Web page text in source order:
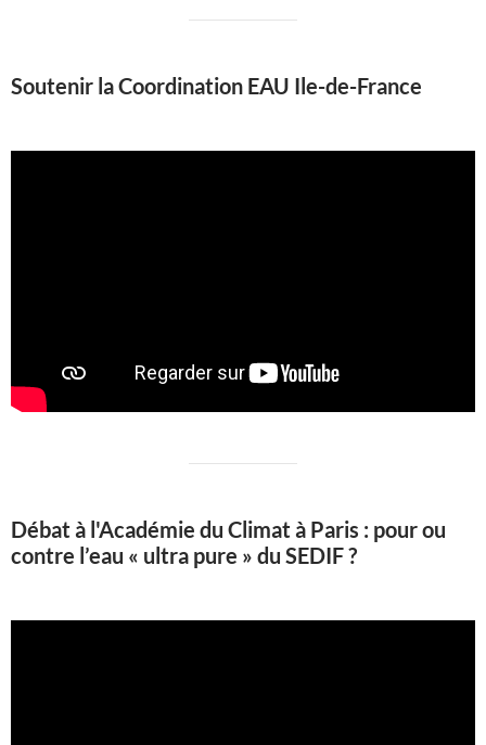
Soutenir la Coordination EAU Ile-de-France
Débat à l'Académie du Climat à Paris : pour ou
contre l’eau « ultra pure » du SEDIF ?